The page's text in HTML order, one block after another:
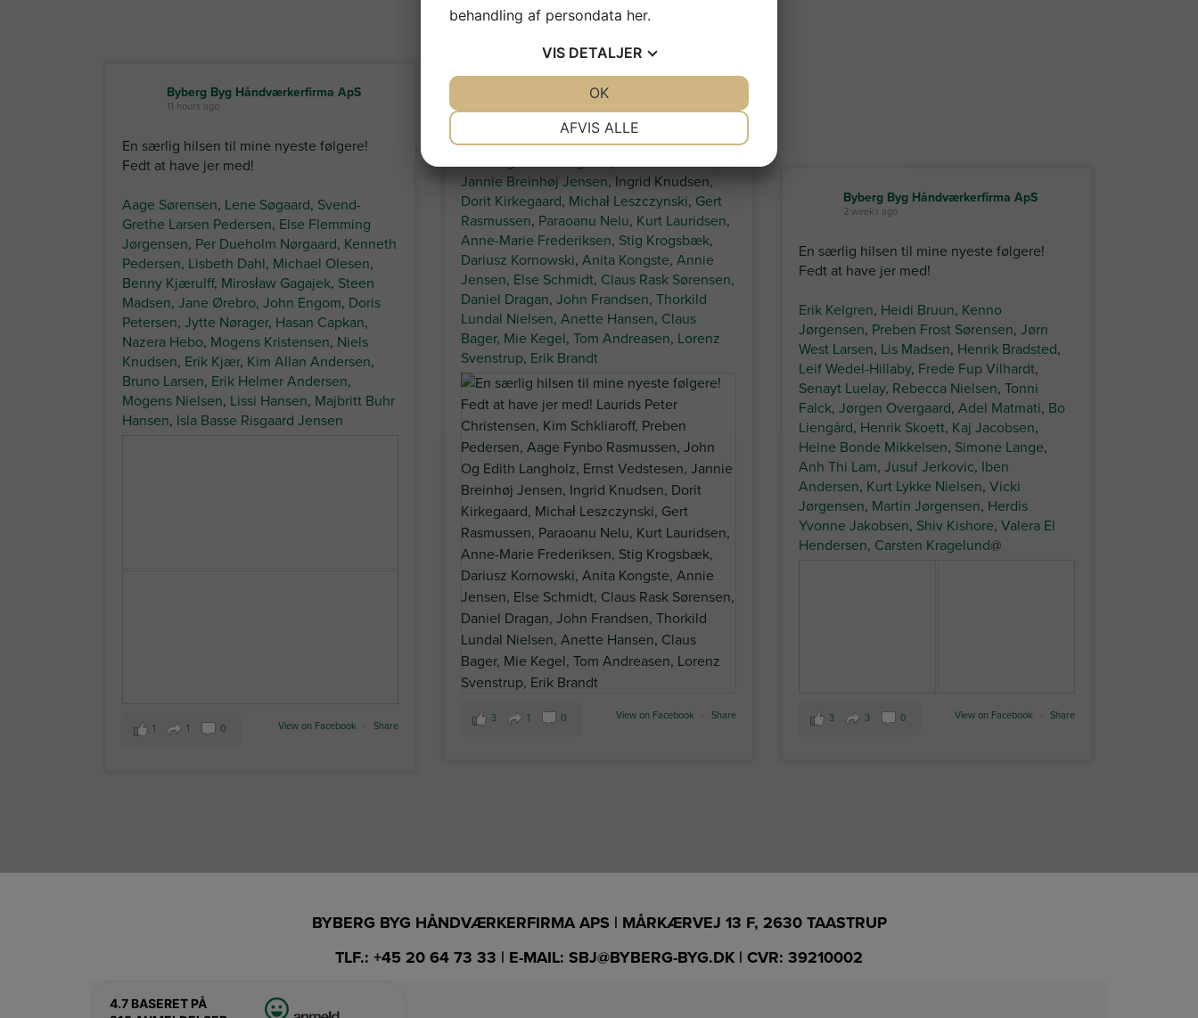
Byberg Byg Håndværkerfirma ApS
11 hours ago
En særlig hilsen til mine nyeste følgere!
Fedt at have jer med!
Aage Sørensen, Lene Søgaard, Svend-
Grethe Larsen Pedersen, Else Flemming
Jørgensen, Per Dueholm Nørgaard, Kenneth
Pedersen, Lisbeth Dahl, Michael Olesen,
Benny Kjærulff, Mirosław Gagajek, Steen
Madsen,Jane Ørebro,John Engom, Doris
Petersen,Jytte Nørager, Hasan Capkan,
Nazera Hebo, Mogens Kristensen, Niels
Knudsen, Erik Kjær, Kim Allan Andersen,
Bruno Larsen, Erik Helmer Andersen,
Mogens Nielsen, Lissi Hansen, Majbritt Buhr
Hansen, Isla Basse Risgaard Jensen
View on Facebook · Share
1 1 0
Byberg Byg Håndværkerfirma ApS
1 week ago
En særlig hilsen til mine nyeste følgere!
Laurids Peter Christensen , Kim Schkliaroff
Preben Pedersen, Aage Fynbo Rasmussen,
Jannie Breinhøj Jensen, Ingrid Knudsen,
Dorit Kirkegaard, Michał Leszczynski, Gert
Rasmussen, Paraoanu Nelu, Kurt Lauridsen,
Anne-Marie Frederiksen, Stig Krogsbæk,
Dariusz Kornowski, Anita Kongste, Annie
Jensen, Else Schmidt, Claus Rask Sørensen,
Daniel Dragan, John Frandsen, Thorkild
Lundal Nielsen, Anette Hansen, Claus
Bager, Mie Kegel, Tom Andreasen, Lorenz
Svenstrup, Erik Brandt
View on Facebook · Share
3 1 0
Byberg Byg Håndværkerfirma ApS
2 weeks ago
En særlig hilsen til mine nyeste følgere!
Fedt at have jer med!
Erik Kelgren, Heidi Bruun, Kenno
Jørgensen, Preben Frost Sørensen,Jørn
West Larsen, Lis Madsen, Henrik Bradsted,
Leif Wedel-Hillaby, Frede Fup Vilhardt,
Senayt Luelay, Rebecca Nielsen,Tonni
Falck,Jørgen Overgaard,Adel Matmati, Bo
Liengård, Henrik Skoett, Kaj Jacobsen,
Heine Bonde Mikkelsen, Simone Lange,
Anh Thi Lam,Jusuf Jerkovic, Iben
Andersen, Kurt Lykke Nielsen,Vicki
Jørgensen, Martin Jørgensen, Herdis
Yvonne Jakobsen, Shiv Kishore,Valera El
Hendersen, Carsten Kragelund@
View on Facebook · Share
3 3 0
BYBERG BYG HÅNDVÆRKERFIRMA APS | MÅRKÆRVEJ 13 F, 2630 TAASTRUP
TLF.: +45 20 64 73 33 | E-MAIL: SBJ@BYBERG-BYG.DK | CVR: 39210002
4.7 BASERET PÅ
behandling af persondata her.
VIS DETALJER
MARKETING STATISTIK
AFVIS ALLE
OK